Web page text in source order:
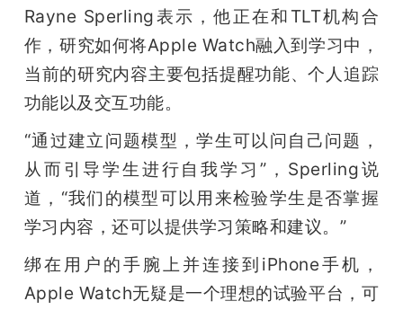
GAIR
题
爱
搞
Rayne Sperling表示，他正在和TLT机构合
作，研究如何将Apple Watch融入到学习中，
当前的研究内容主要包括提醒功能、个人追踪
功能以及交互功能。
“通过建立问题模型，学生可以问自己问题，
从而引导学生进行自我学习”，Sperling说
道，“我们的模型可以用来检验学生是否掌握
学习内容，还可以提供学习策略和建议。”
绑在用户的手腕上并连接到iPhone手机，
Apple Watch无疑是一个理想的试验平台，可